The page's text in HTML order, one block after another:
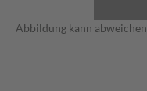
Abbildung kann abweichen